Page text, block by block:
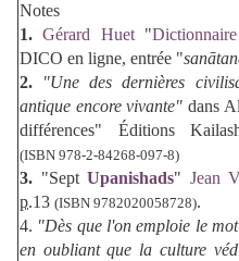
Notes
1. Gérard Huet"
DICO en ligne, entrée "
2.
"Une des dernières
antique encore vivante" dans
différences" Éditions
(ISBN 978-2-84268-097-8)
3. "Sept Upanishads" Jean
p.13 (ISBN 9782020058728).
4. "Dès que l'on emploie le
en oubliant que la culture